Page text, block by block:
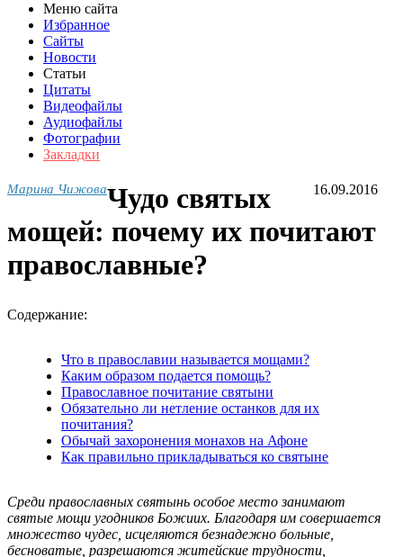
Меню сайта
Избранное
Сайты
Новости
Статьи
Цитаты
Видеофайлы
Аудиофайлы
Фотографии
Закладки
Марина Чижова 16.09.2016
Чудо святых
мощей: почему их почитают
православные?
Содержание:
Что в православии называется мощами?
Каким образом подается помощь?
Православное почитание святыни
Обязательно ли нетление останков для их
почитания?
Обычай захоронения монахов на Афоне
Как правильно прикладываться ко святыне
Среди православных святынь особое место занимают
святые мощи угодников Божиих. Благодаря им совершается
множество чудес, исцеляются безнадежно больные,
бесноватые, разрешаются житейские трудности,